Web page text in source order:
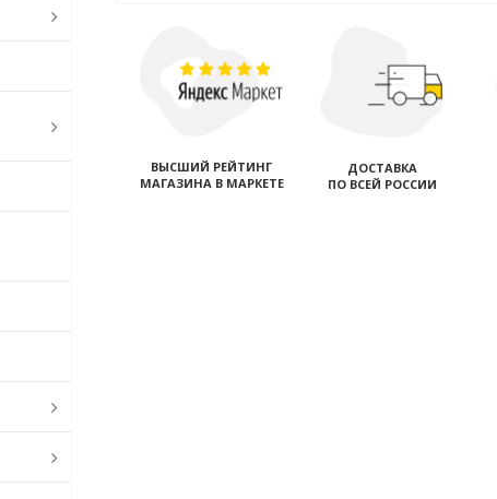
ВЫСШИЙ РЕЙТИНГ
МАГАЗИНА В МАРКЕТЕ
ДОСТАВКА
ПО ВСЕЙ РОССИИ